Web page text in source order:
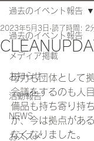
過去のイベント報告
メディア掲載
お知らせ
活動報告
NEWS
おススメ
過去のイベント報告
2023年5月3日 読了時間: 2
母力も団体として
会議をするのも人
備品も持ち寄り持
が、今は拠点があ
なくなりました。